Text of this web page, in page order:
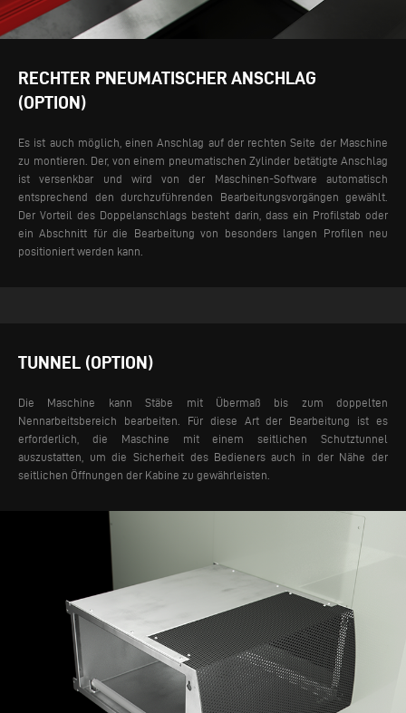
RECHTER PNEUMATISCHER ANSCHLAG
(OPTION)
Es ist auch möglich, einen Anschlag auf der rechten Seite der Maschine
zu montieren. Der, von einem pneumatischen Zylinder betätigte Anschlag
ist versenkbar und wird von der Maschinen-Software automatisch
entsprechend den durchzuführenden Bearbeitungsvorgängen gewählt.
Der Vorteil des Doppelanschlags besteht darin, dass ein Profilstab oder
ein Abschnitt für die Bearbeitung von besonders langen Profilen neu
positioniert werden kann.
TUNNEL (OPTION)
Die Maschine kann Stäbe mit Übermaß bis zum doppelten
Nennarbeitsbereich bearbeiten. Für diese Art der Bearbeitung ist es
erforderlich, die Maschine mit einem seitlichen Schutztunnel
auszustatten, um die Sicherheit des Bedieners auch in der Nähe der
seitlichen Öffnungen der Kabine zu gewährleisten.